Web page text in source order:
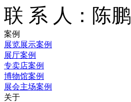
联 系 人：陈鹏
案例
展览展示案例
展厅案例
专卖店案例
博物馆案例
展会主场案例
关于